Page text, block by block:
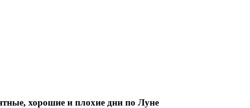
хорошие и плохие дни по Луне